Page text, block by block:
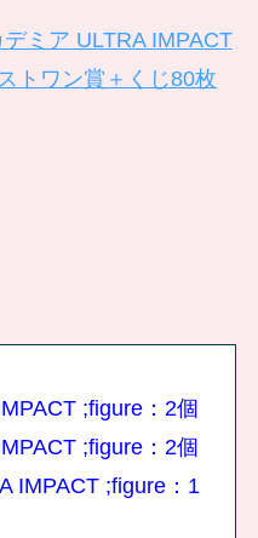
ミア ULTRA IMPACT
トワン賞＋くじ80枚
;figure：2個
;figure：2個
IMPACT ;figure：1